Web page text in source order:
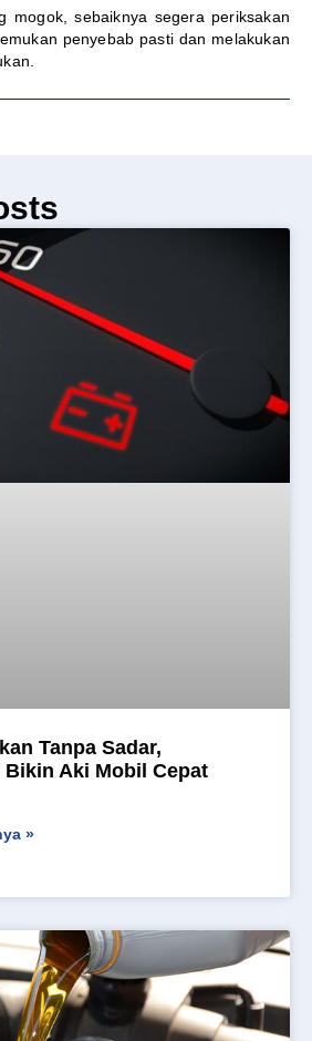
mogok, sebaiknya segera periksakan
penyebab pasti dan melakukan
Tanpa Sadar,
Bikin Aki Mobil Cepat
»